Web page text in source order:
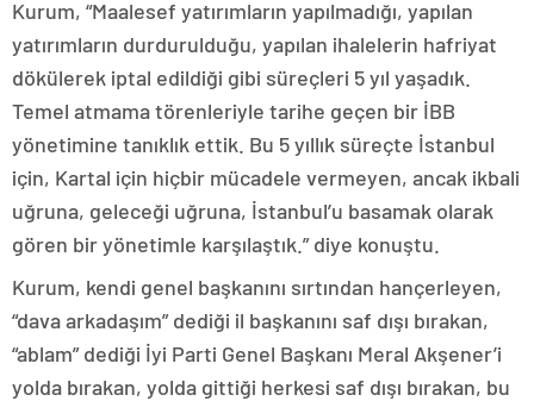
Kurum, “Maalesef yatırımların yapılmadığı, yapılan
yatırımların durdurulduğu, yapılan ihalelerin hafriyat
dökülerek iptal edildiği gibi süreçleri 5 yıl yaşadık.
Temel atmama törenleriyle tarihe geçen bir İBB
yönetimine tanıklık ettik. Bu 5 yıllık süreçte İstanbul
için, Kartal için hiçbir mücadele vermeyen, ancak ikbali
uğruna, geleceği uğruna, İstanbul’u basamak olarak
gören bir yönetimle karşılaştık.” diye konuştu.
Kurum, kendi genel başkanını sırtından hançerleyen,
“dava arkadaşım” dediği il başkanını saf dışı bırakan,
“ablam” dediği İyi Parti Genel Başkanı Meral Akşener’i
yolda bırakan, yolda gittiği herkesi saf dışı bırakan, bu